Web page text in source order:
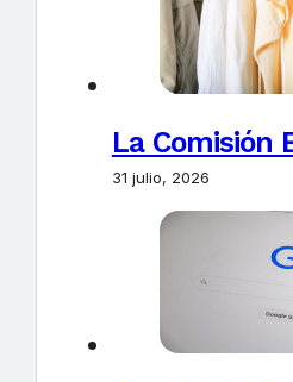
La Comisión
31 julio, 2026